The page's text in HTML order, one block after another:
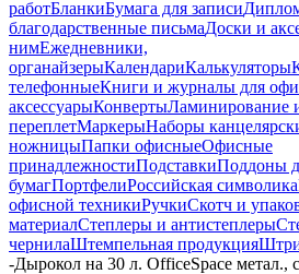
работБланкиБумага для записи
благодарственные письмаДоски и
нимЕжедневники,
органайзерыКалендариКалькуляторы
телефонныеКниги и журналы для
аксессуарыКонвертыЛаминирование
переплетМаркерыНаборы
ножницыПапки офисныеОфисные
принадлежностиПодставкиПоддоны
бумагПортфелиРоссийская символика
офисной техникиРучкиСкотч и
материалСтеплеры и антистеплеры
чернилаШтемпельная продукция
-Дырокол на 30 л. OfficeSpace метал.,